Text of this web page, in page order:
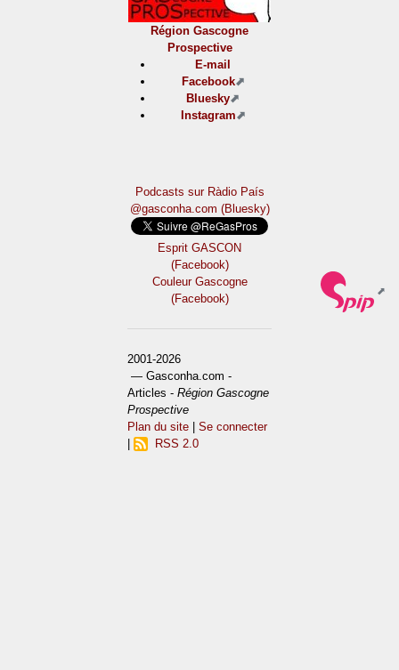
Région Gascogne
Prospective
E-mail
Facebook
Bluesky
Instagram
Podcasts sur Ràdio País
@gasconha.com (Bluesky)
Esprit GASCON
(Facebook)
Couleur Gascogne
(Facebook)
2001-2026
— Gasconha.com -
Articles -Région Gascogne
Prospective
Plan du site |Se connecter
RSS 2.0